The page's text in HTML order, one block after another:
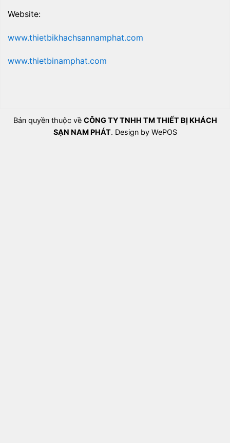
Website:
www.thietbikhachsannamphat.com
www.thietbinamphat.com
Bản quyền thuộc về CÔNG TY TNHH TM THIẾT BỊ KHÁCH
SẠN NAM PHÁT. Design by WePOS